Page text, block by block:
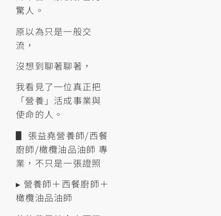
驚人。
原以為只是一般交
流，
沒想到聊著聊著，
我看見了一位真正把
「營養」活成事業與
使命的人。
▋ 張益堯營養師/西餐
廚師/橄欖油品油師 專
業，不只是一張證照
▸ 營養師＋西餐廚師＋
橄欖油品油師